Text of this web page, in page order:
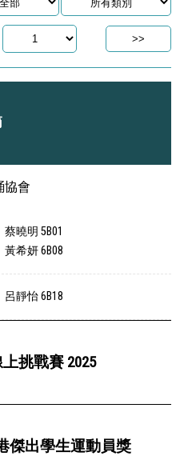
協會
蔡曉明 5B01
黃希妍 6B08
呂靜怡 6B18
挑戰賽 2025
傑出學生運動員獎